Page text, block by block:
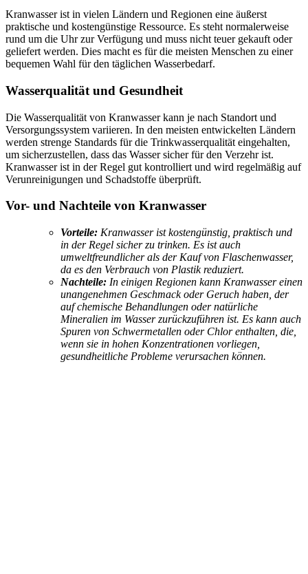
Kranwasser ist in vielen Ländern und Regionen eine äußerst
praktische und kostengünstige Ressource. Es steht normalerweise
rund um die Uhr zur Verfügung und muss nicht teuer gekauft oder
geliefert werden. Dies macht es für die meisten Menschen zu einer
bequemen Wahl für den täglichen Wasserbedarf.
Wasserqualität und Gesundheit
Die Wasserqualität von Kranwasser kann je nach Standort und
Versorgungssystem variieren. In den meisten entwickelten Ländern
werden strenge Standards für die Trinkwasserqualität eingehalten,
um sicherzustellen, dass das Wasser sicher für den Verzehr ist.
Kranwasser ist in der Regel gut kontrolliert und wird regelmäßig auf
Verunreinigungen und Schadstoffe überprüft.
Vor- und Nachteile von Kranwasser
Vorteile: Kranwasser ist kostengünstig, praktisch und
in der Regel sicher zu trinken. Es ist auch
umweltfreundlicher als der Kauf von Flaschenwasser,
da es den Verbrauch von Plastik reduziert.
Nachteile: In einigen Regionen kann Kranwasser einen
unangenehmen Geschmack oder Geruch haben, der
auf chemische Behandlungen oder natürliche
Mineralien im Wasser zurückzuführen ist. Es kann auch
Spuren von Schwermetallen oder Chlor enthalten, die,
wenn sie in hohen Konzentrationen vorliegen,
gesundheitliche Probleme verursachen können.